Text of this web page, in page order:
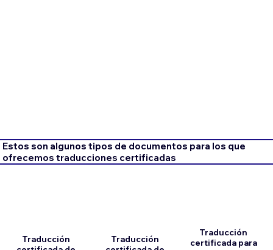
Estos son algunos tipos de documentos para los que
ofrecemos traducciones certificadas
Traducción
Traducción
Traducción
certificada para